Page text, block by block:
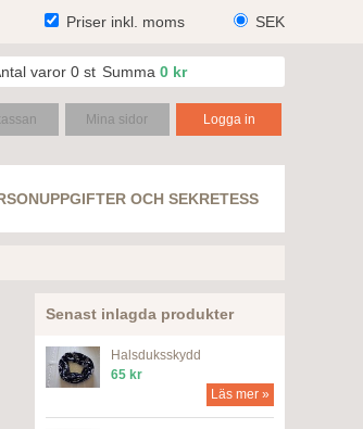
SEK
Priser inkl. moms
varor 0 st Summa 0 kr
Mina sidor Logga in
OCH SEKRETESS
Senast inlagda produkter
Halsduksskydd
65 kr
Läs mer »